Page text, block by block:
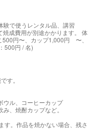
験で使うレンタル品、講習
成費用が別途かかります。 体
円〜、カップ1,000円 〜、
500円 / 名)
す。
ウル、コーヒーカップ
、焼酎カップなど。
す。作品を焼かない場合、残さ